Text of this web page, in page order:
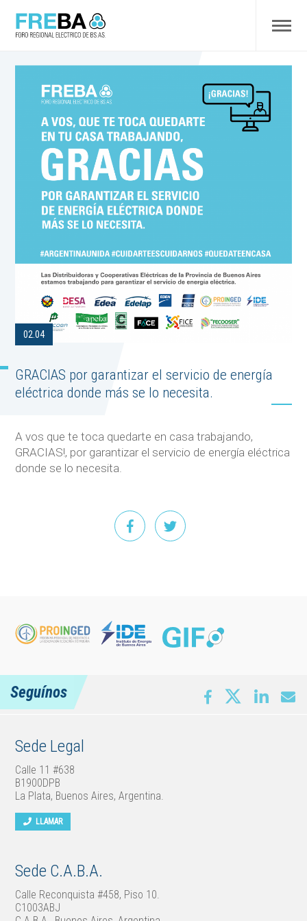
02.04
GRACIAS por garantizar el servicio de energía
eléctrica donde más se lo necesita.
A vos que te toca quedarte en casa trabajando,
GRACIAS!, por garantizar el servicio de energía eléctrica
donde se lo necesita.
Sede Legal
Calle 11 #638
B1900DPB
La Plata, Buenos Aires, Argentina.
LLAMAR
Sede C.A.B.A.
Calle Reconquista #458, Piso 10.
C1003ABJ
Seguínos